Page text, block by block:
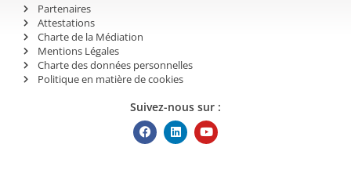
Partenaires
Attestations
Charte de la Médiation
Mentions Légales
Charte des données personnelles
Politique en matière de cookies
Suivez-nous sur :